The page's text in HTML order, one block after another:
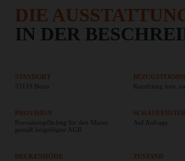
DIE
IN DER
STANDORT
53119 Bonn
BEZUGSTERMIN
Kurzfristig bzw.
PROVISION
Provisionspflichtig für den Mieter
gemäß beigefügter AGB
Auf Anfrage
DECKENHÖHE
ZUSTAND